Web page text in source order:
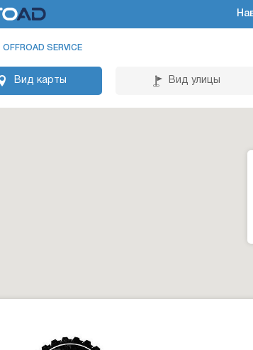
OFFROAD SERVICE
Вид карты Вид улицы